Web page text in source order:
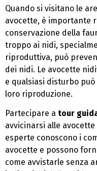
Quando si visitano le
avocette, è importante
conservazione della
troppo ai nidi,
riproduttiva, può
dei nidi. Le avocette
e qualsiasi disturbo
loro riproduzione.
Partecipare a tour
avvicinarsi alle
esperte conoscono i
avocette e possono
come avvistarle senza